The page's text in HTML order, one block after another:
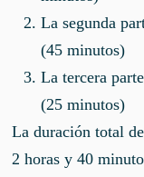
La segunda
(45 minutos)
La tercera
(25 minutos)
La duración total
2 horas y 40